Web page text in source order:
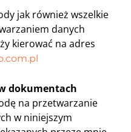
jak również wszelkie
danych
kierować na adres
dokumentach
na przetwarzanie
w niniejszym